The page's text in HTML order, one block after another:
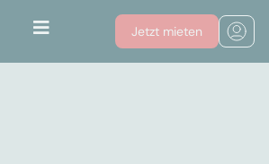
Jetzt mieten